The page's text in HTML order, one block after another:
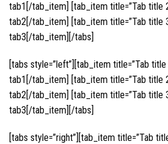
tab1[/tab_item] [tab_item title=”Tab title
tab2[/tab_item] [tab_item title=”Tab title
tab3[/tab_item][/tabs]
[tabs style=”left”][tab_item title=”Tab
tab1[/tab_item] [tab_item title=”Tab title
tab2[/tab_item] [tab_item title=”Tab title
tab3[/tab_item][/tabs]
[tabs style=”right”][tab_item title=”Tab